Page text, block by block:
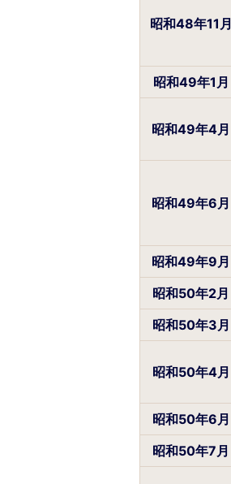
昭和48年11月
昭和49年1月
昭和49年4月
昭和49年6月
昭和49年9月
昭和50年2月
昭和50年3月
昭和50年4月
昭和50年6月
昭和50年7月